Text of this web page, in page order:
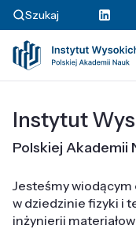
Szukaj
Instytut
Polskiej Akademii
Jesteśmy
w dziedzinie fizyki i
inżynierii